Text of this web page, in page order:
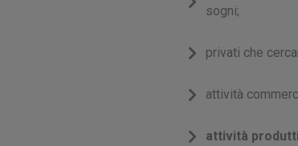
sogni;
privati che
attività
attività